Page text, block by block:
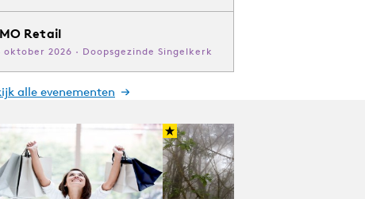
Retail
oktober 2026 · Doopsgezinde Singelkerk
alle evenementen